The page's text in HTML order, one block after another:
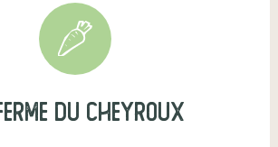
du Cheyroux